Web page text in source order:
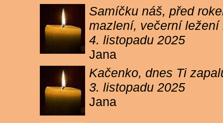
Samíčku náš, před
mazlení, večerní
4. listopadu 2025
Jana
Kačenko, dnes Ti
3. listopadu 2025
Jana